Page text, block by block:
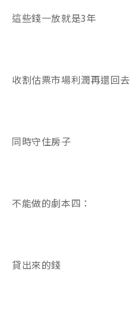
這些錢一放就是3年
收割估票市場利潤再還回去
同時守住房子
不能做的劇本四：
貸出來的錢